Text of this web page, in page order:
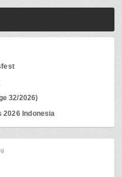
32/2026)
2026 Indonesia